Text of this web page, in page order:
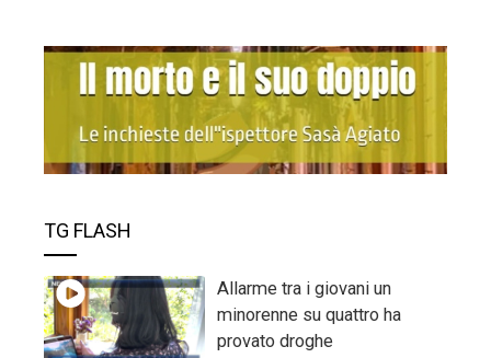
TG FLASH
Allarme tra i giovani un
minorenne su quattro ha
provato droghe